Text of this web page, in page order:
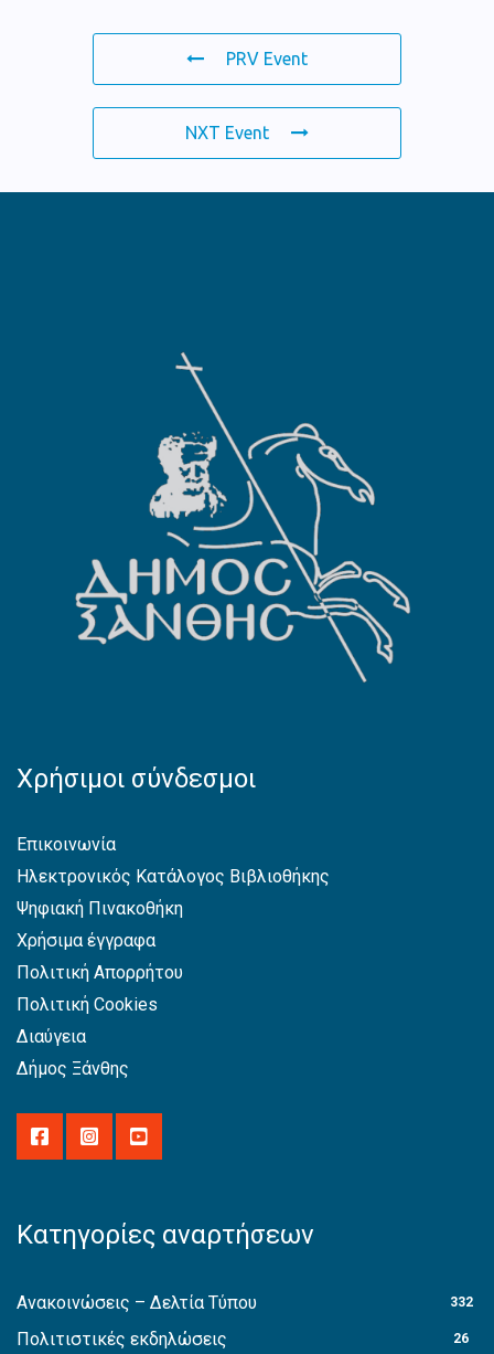
PRV Event
NXT Event
Χρήσιμοι σύνδεσμοι
Επικοινωνία
Ηλεκτρονικός Κατάλογος Βιβλιοθήκης
Ψηφιακή Πινακοθήκη
Χρήσιμα έγγραφα
Πολιτική Απορρήτου
Πολιτική Cookies
Διαύγεια
Δήμος Ξάνθης
Κατηγορίες αναρτήσεων
Ανακοινώσεις – Δελτία Τύπου 332
Πολιτιστικές εκδηλώσεις 26